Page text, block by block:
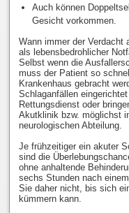
Auch können
Gesicht vorkommen.
Wann immer der Verdacht
als lebensbedrohlicher
Selbst wenn die
muss der Patient so
Krankenhaus gebracht
Schlaganfällen
Rettungsdienst oder
Akutklinik bzw. möglichst
neurologischen Abteilung.
Je frühzeitiger ein akuter
sind die
ohne anhaltende
sechs Stunden nach
Sie daher nicht, bis sich
kümmern kann.